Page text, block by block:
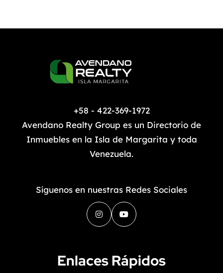
+58 - 422-369-1972
Avendano Realty Group es un Directorio de
Inmuebles en la Isla de Margarita y toda
Venezuela.
Síguenos en nuestras Redes Sociales
Enlaces Rápidos